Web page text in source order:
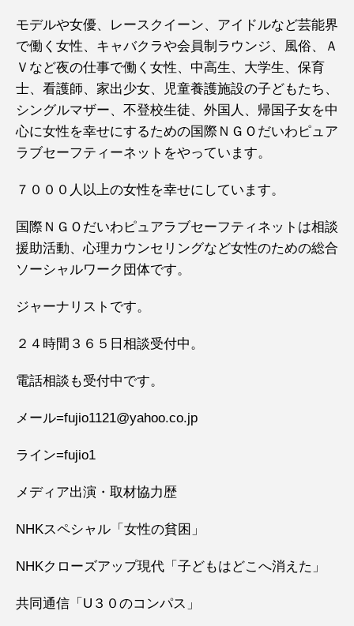
モデルや女優、レースクイーン、アイドルなど芸能界
で働く女性、キャバクラや会員制ラウンジ、風俗、Ａ
Ｖなど夜の仕事で働く女性、中高生、大学生、保育
士、看護師、家出少女、児童養護施設の子どもたち、
シングルマザー、不登校生徒、外国人、帰国子女を中
心に女性を幸せにするための国際ＮＧＯだいわピュア
ラブセーフティーネットをやっています。
７０００人以上の女性を幸せにしています。
国際ＮＧＯだいわピュアラブセーフティネットは相談
援助活動、心理カウンセリングなど女性のための総合
ソーシャルワーク団体です。
ジャーナリストです。
２４時間３６５日相談受付中。
電話相談も受付中です。
メール=fujio1121@yahoo.co.jp
ライン=fujio1
メディア出演・取材協力歴
NHKスペシャル「女性の貧困」
NHKクローズアップ現代「子どもはどこへ消えた」
共同通信「U３０のコンパス」